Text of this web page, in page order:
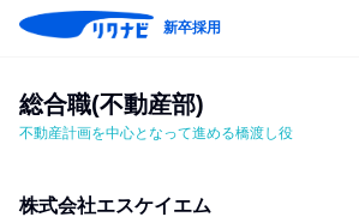
新卒採用
総合職(不動産部)
不動産計画を中心となって進める橋渡し役
株式会社エスケイエム